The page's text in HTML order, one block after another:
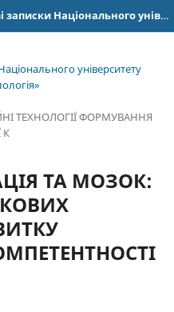
Науковий журнал «Наукові записки Національного університету «Острозька академія»: серія «Філологія»
університету
ТЕХНОЛОГІЇ ФОРМУВАННЯ
К
ТА МОЗОК: